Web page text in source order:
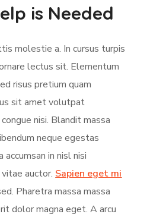
is Needed
molestie a. In cursus turpis
lectus sit. Elementum
risus pretium quam
sit amet volutpat
nisi. Blandit massa
neque egestas
accumsan in nisl nisi
auctor. Sapien eget mi
Pharetra massa massa
dolor magna eget. A arcu